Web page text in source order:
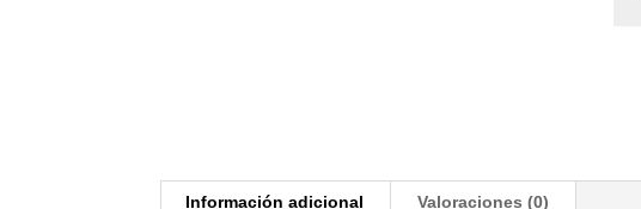
Información adicional Valoraciones (0)